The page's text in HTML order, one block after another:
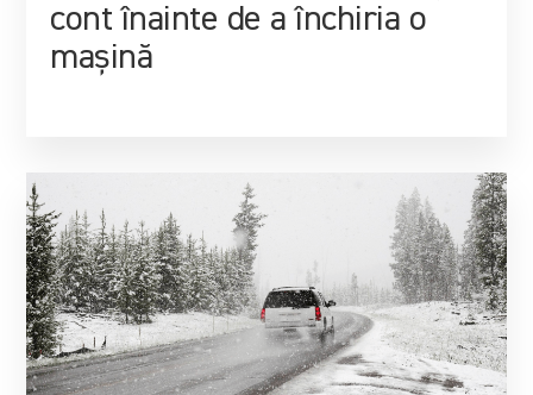
cont înainte de a închiria o
mașină